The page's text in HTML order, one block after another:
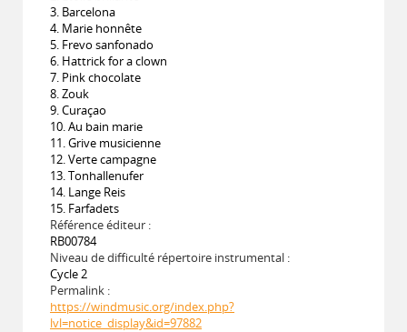
3. Barcelona
4. Marie honnête
5. Frevo sanfonado
6. Hattrick for a clown
7. Pink chocolate
8. Zouk
9. Curaçao
10. Au bain marie
11. Grive musicienne
12. Verte campagne
13. Tonhallenufer
14. Lange Reis
15. Farfadets
Référence éditeur :
RB00784
Niveau de difficulté répertoire instrumental :
Cycle 2
Permalink :
https://windmusic.org/index.php?
lvl=notice_display&id=97882